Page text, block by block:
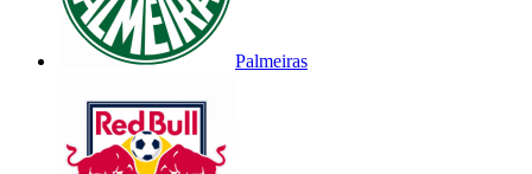
Palmeiras